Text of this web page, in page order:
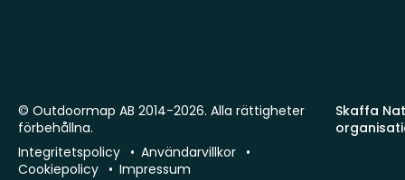
Skaffa
© Outdoormap AB 2014-2026. Alla rättigheter
förbehållna.
Integritetspolicy
Användarvillkor
Cookiepolicy
Impressum